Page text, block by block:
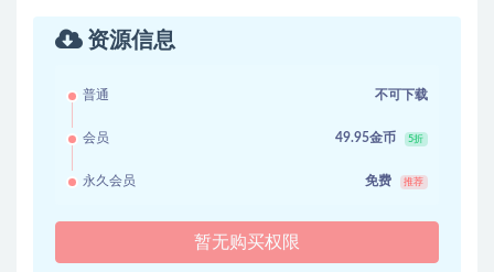
资源信息
普通 不可下载
会员 49.95金币 5折
永久会员 免费 推荐
暂无购买权限